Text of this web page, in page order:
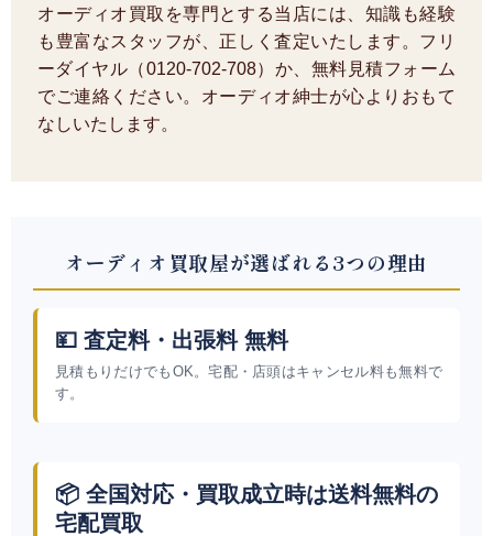
オーディオ買取を専門とする当店には、知識も経験
も豊富なスタッフが、正しく査定いたします。フリ
ーダイヤル（0120-702-708）か、無料見積フォーム
でご連絡ください。オーディオ紳士が心よりおもて
なしいたします。
オーディオ買取屋が選ばれる3つの理由
💴 査定料・出張料 無料
見積もりだけでもOK。宅配・店頭はキャンセル料も無料で
す。
📦 全国対応・買取成立時は送料無料の
宅配買取